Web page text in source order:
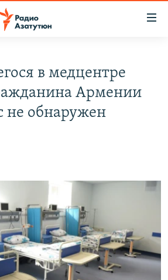
в медцентре
Армении
не обнаружен